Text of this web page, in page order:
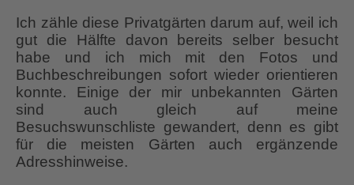
Ich zähle diese Privatgärten darum auf, weil ich
gut die Hälfte davon bereits selber besucht
habe und ich mich mit den Fotos und
Buchbeschreibungen sofort wieder orientieren
konnte. Einige der mir unbekannten Gärten
sind auch gleich auf meine
Besuchswunschliste gewandert, denn es gibt
für die meisten Gärten auch ergänzende
Adresshinweise.